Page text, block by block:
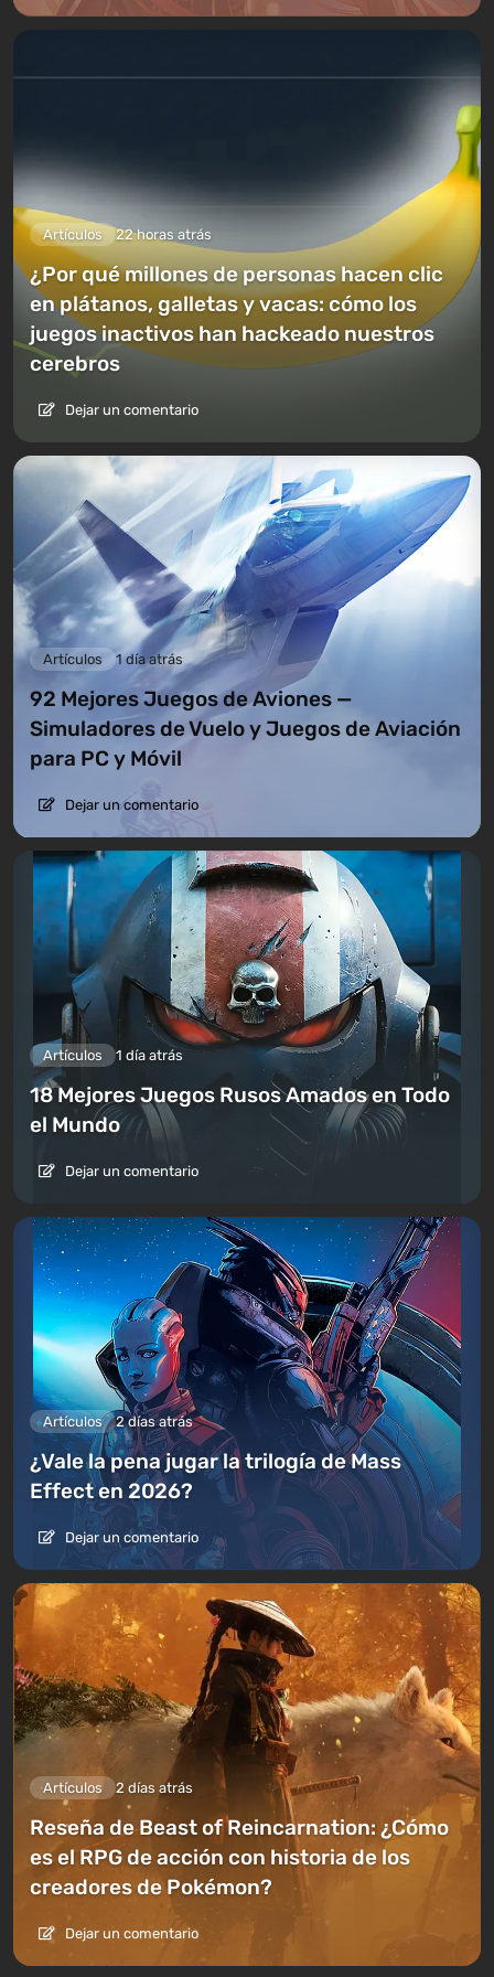
Artículos 22 horas atrás
¿Por qué millones de personas hacen clic
en plátanos, galletas y vacas: cómo los
juegos inactivos han hackeado nuestros
cerebros
Dejar un comentario
Artículos 1 día atrás
92 Mejores Juegos de Aviones —
Simuladores de Vuelo y Juegos de Aviación
para PC y Móvil
Dejar un comentario
Artículos 1 día atrás
18 Mejores Juegos Rusos Amados en Todo
el Mundo
Dejar un comentario
Artículos 2 días atrás
¿Vale la pena jugar la trilogía de Mass
Effect en 2026?
Dejar un comentario
Artículos 2 días atrás
Reseña de Beast of Reincarnation: ¿Cómo
es el RPG de acción con historia de los
creadores de Pokémon?
Dejar un comentario